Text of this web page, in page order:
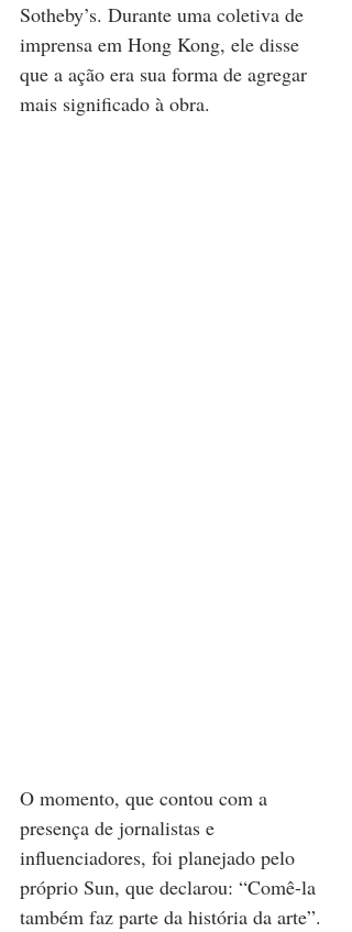
Sotheby’s. Durante uma coletiva de
imprensa em Hong Kong, ele disse
que a ação era sua forma de agregar
mais significado à obra.
O momento, que contou com a
presença de jornalistas e
influenciadores, foi planejado pelo
próprio Sun, que declarou: “Comê-la
também faz parte da história da arte”.